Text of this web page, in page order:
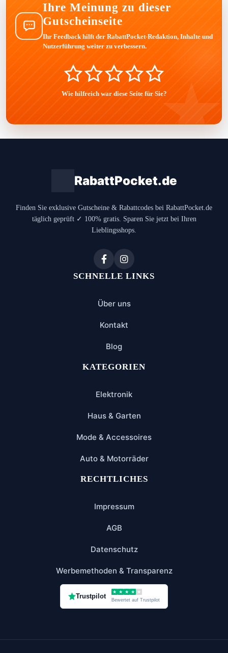
Ihre Meinung zu dieser
Gutscheinseite
Ihr Feedback hilft der RabattPocket-Redaktion, Inhalte und
Nutzerführung weiter zu verbessern.
Wie hilfreich war diese Seite für Sie?
RabattPocket.de
Finden Sie exklusive Gutscheine & Rabattcodes bei RabattPocket.de
täglich geprüft ✓ 100% gratis. Sparen Sie jetzt bei Ihren
Lieblingsshops.
SCHNELLE LINKS
Über uns
Kontakt
Blog
KATEGORIEN
Elektronik
Haus & Garten
Mode & Accessoires
Auto & Motorräder
RECHTLICHES
Impressum
AGB
Datenschutz
Werbemethoden & Transparenz
Trustpilot
★ ★ ★ ★ ★
Bewertet auf Trustpilot